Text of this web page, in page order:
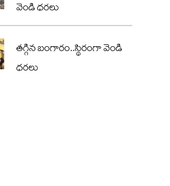
వెండి ధరలు
తగ్గిన బంగారం..స్థిరంగా వెండి
ధరలు